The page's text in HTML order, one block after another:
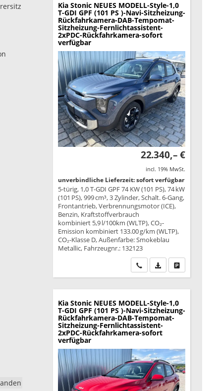
Kia Stonic NEUES MODELL-Style-1,0
T-GDI GPF (101 PS )-Navi-Sitzheizung-
Rückfahrkamera-DAB-Tempomat-
Sitzheizung-Fernlichtassistent-
2xPDC-Rückfahrkamera-sofort
verfügbar
22.340,– €
incl. 19% MwSt.
unverbindliche Lieferzeit: sofort verfügbar
5-türig, 1,0 T-GDI GPF 74 KW (101 PS), 74 kW
(101 PS), 999 cm³, 3 Zylinder, Schalt. 6-Gang,
Frontantrieb, Verbrennungsmotor (ICE),
Benzin, Kraftstoffverbrauch
kombiniert 5,9 l/100km (WLTP), CO₂-
Emission kombiniert 133.00 g/km (WLTP),
CO₂-Klasse D, Außenfarbe: Smokeblau
Metallic, Fahrzeugnr.: 132123
Wir rufen Sie an
PDF-Datei,Drucken,
Kia Stonic NEUES MODELL-Style-1,0
T-GDI GPF (101 PS )-Navi-Sitzheizung-
Rückfahrkamera-DAB-Tempomat-
Sitzheizung-Fernlichtassistent-
2xPDC-Rückfahrkamera-sofort
verfügbar